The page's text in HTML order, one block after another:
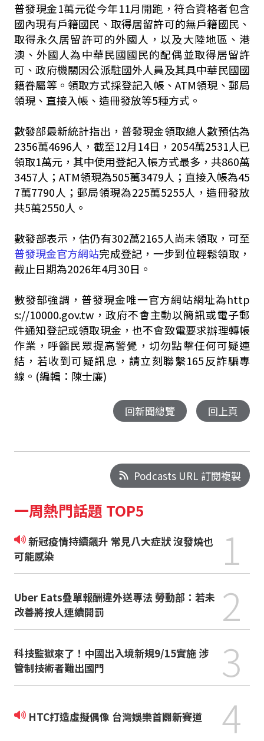
普發現金1萬元從今年11月開跑，符合資格者包含
國內現有戶籍國民、取得居留許可的無戶籍國民、
取得永久居留許可的外國人，以及大陸地區、港
澳、外國人為中華民國國民的配偶並取得居留許
可、政府機關因公派駐國外人員及其具中華民國國
籍眷屬等。領取方式採登記入帳、ATM領現、郵局
領現、直接入帳、造冊發放等5種方式。
數發部最新統計指出，普發現金領取總人數預估為
2356萬4696人，截至12月14日，2054萬2531人已
領取1萬元，其中使用登記入帳方式最多，共860萬
3457人；ATM領現為505萬3479人；直接入帳為45
7萬7790人；郵局領現為225萬5255人，造冊發放
共5萬2550人。
數發部表示，估仍有302萬2165人尚未領取，可至
普發現金官方網站完成登記，一步到位輕鬆領取，
截止日期為2026年4月30日。
數發部強調，普發現金唯一官方網站網址為http
s://10000.gov.tw，政府不會主動以簡訊或電子郵
件通知登記或領取現金，也不會致電要求辦理轉帳
作業，呼籲民眾提高警覺，切勿點擊任何可疑連
結，若收到可疑訊息，請立刻聯繫165反詐騙專
線。 (編輯：陳士廉)
回新聞總覽 回上頁
Podcasts URL 訂閱複製
一周熱門話題 TOP5
新冠疫情持續飆升 常見八大症狀 沒發燒也
可能感染
1
Uber Eats疊單報酬違外送專法 勞動部：若未
改善將按人連續開罰
2
科技監獄來了！中國出入境新規9/15實施 涉
管制技術者難出國門
3
HTC打造虛擬偶像 台灣娛樂首闢新賽道 4